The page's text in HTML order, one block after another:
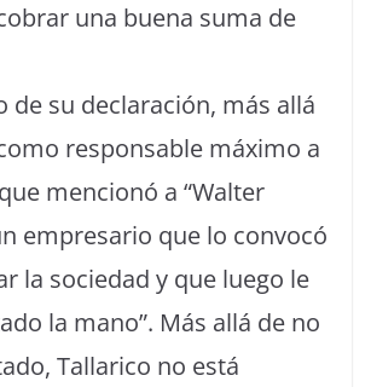
una buena suma de
de su declaración, más allá
responsable máximo a
mencionó a “Walter
empresario que lo convocó
la sociedad y que luego le
la mano”. Más allá de no
Tallarico no está